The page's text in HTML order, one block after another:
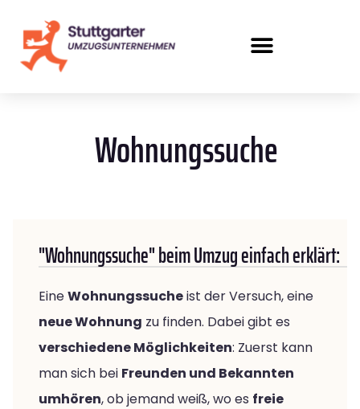
Wohnungssuche
"Wohnungssuche" beim Umzug einfach erklärt:
EineWohnungssucheist der Versuch, eine
neue Wohnung zu finden. Dabei gibt es
verschiedene Möglichkeiten: Zuerst kann
man sich bei Freunden und Bekannten
umhören, ob jemand weiß, wo es freie